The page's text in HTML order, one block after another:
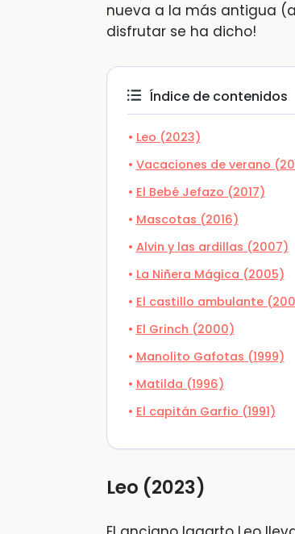
nueva a la más antigua
disfrutar se ha dicho!
Índice de contenidos
Leo (2023)
Vacaciones de verano
El Bebé Jefazo (2017)
Mascotas (2016)
Alvin y las ardillas (2007)
La Niñera Mágica (2005)
El castillo ambulante
El Grinch (2000)
Manolito Gafotas (1999)
Matilda (1996)
El capitán Garfio (1991)
Leo (2023)